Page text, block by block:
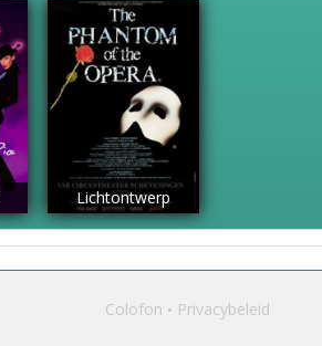
Lichtontwerp
Colofon Privacybeleid